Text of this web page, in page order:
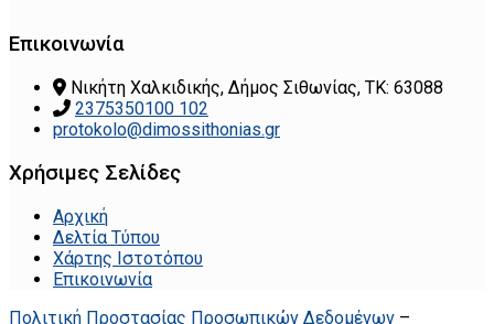
Επικοινωνία
Νικήτη Χαλκιδικής, Δήμος Σιθωνίας, ΤΚ: 63088
2375350100 102
protokolo@dimossithonias.gr
Χρήσιμες Σελίδες
Αρχική
Δελτία Τύπου
Χάρτης Ιστοτόπου
Επικοινωνία
Πολιτική Προστασίας Προσωπικών Δεδομένων –